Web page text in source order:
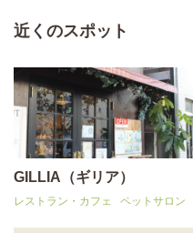
近くのスポット
GILLIA（ギリア）
レストラン・カフェ ペットサロン